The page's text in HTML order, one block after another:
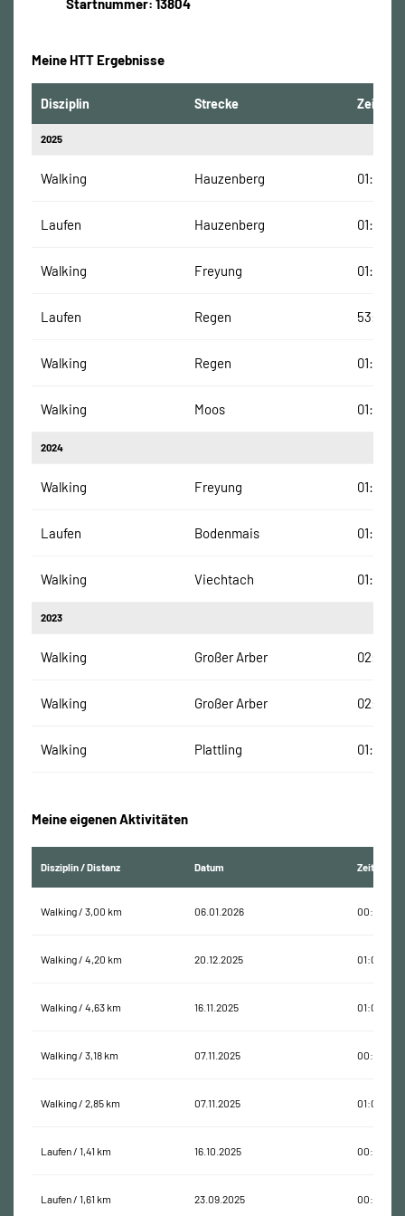
Startnummer: 13804
Meine HTT Ergebnisse
Disziplin Strecke Zeit
2025
Walking Hauzenberg
Laufen Hauzenberg
Walking Freyung
Laufen Regen 53:39
Walking Regen
Walking Moos
2024
Walking Freyung
Laufen Bodenmais
Walking Viechtach
2023
Walking Großer Arber
Walking Großer Arber
Walking Plattling
Meine eigenen Aktivitäten
Disziplin / Distanz Datum Zeit
Walking / 3,00 km 06.01.2026 00:43:27
Walking / 4,20 km 20.12.2025 01:04:55
Walking / 4,63 km 16.11.2025 01:02:27
Walking / 3,18 km 07.11.2025 00:41:05
Walking / 2,85 km 07.11.2025 01:04:29
Laufen / 1,41 km 16.10.2025 00:18:39
Laufen / 1,61 km 23.09.2025 00:15:29